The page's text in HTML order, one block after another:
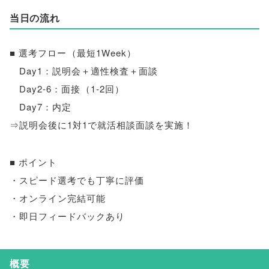
当日の流れ
■ 選考フロー （最短1Week）
Day1：説明会＋適性検査＋面談
Day2-6：面接 （1-2回）
Day7：内定
⇒説明会後に1対1で就活相談面談を実施！
■ ポイント
・スピード選考でも丁寧に評価
・オンライン完結可能
・即日フィードバックあり
概要